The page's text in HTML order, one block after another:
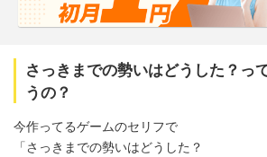
さっきまでの勢いはどうした？っ
うの？
今作ってるゲームのセリフで
「さっきまでの勢いはどうした？